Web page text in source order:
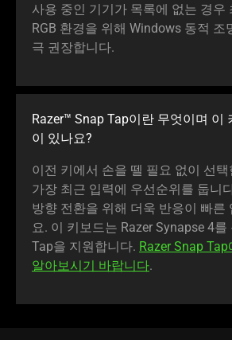
사용 중인 기기가 목록에 없는 경우
RGB 환경을 위해 Windows 동적 조
극 권장합니다.
Razer™ Snap Tap이란 무엇이며 이
이 있나요?
이전 키에서 손을 뗄 필요 없이 선
가장 최근 입력에 우선순위를 둡니
방향 전환을 위해 더욱 반응이 빠른
요. 이 키보드는 Razer Synapse 4를
Tap을 지원합니다. Razer Snap
알아보시기 바랍니다.